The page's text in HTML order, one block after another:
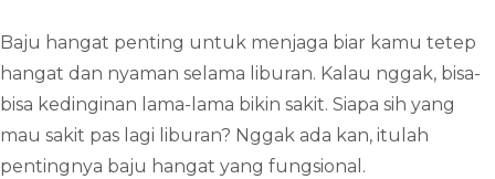
Baju hangat penting untuk menjaga biar kamu tetep
hangat dan nyaman selama liburan. Kalau nggak, bisa-
bisa kedinginan lama-lama bikin sakit. Siapa sih yang
mau sakit pas lagi liburan? Nggak ada kan, itulah
pentingnya baju hangat yang fungsional.